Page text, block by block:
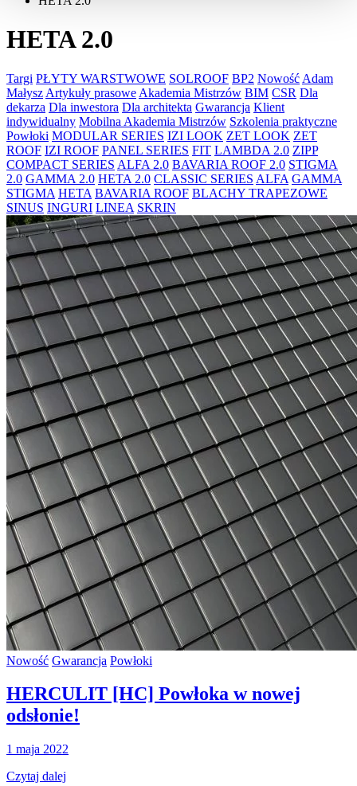
HETA 2.0
Targi PŁYTY WARSTWOWE SOLROOF BP2 Nowość Adam
Małysz Artykuły prasowe Akademia Mistrzów BIM CSR Dla
dekarza Dla inwestora Dla architekta Gwarancja Klient
indywidualny Mobilna Akademia Mistrzów Szkolenia praktyczne
Powłoki MODULAR SERIES IZI LOOK ZET LOOK ZET
ROOF IZI ROOF PANEL SERIES FIT LAMBDA 2.0 ZIPP
COMPACT SERIES ALFA 2.0 BAVARIA ROOF 2.0 STIGMA
2.0 GAMMA 2.0 HETA 2.0 CLASSIC SERIES ALFA GAMMA
STIGMA HETA BAVARIA ROOF BLACHY TRAPEZOWE
SINUS INGURI LINEA SKRIN
Nowość Gwarancja Powłoki
HERCULIT [HC] Powłoka w nowej
odsłonie!
1 maja 2022
Czytaj dalej